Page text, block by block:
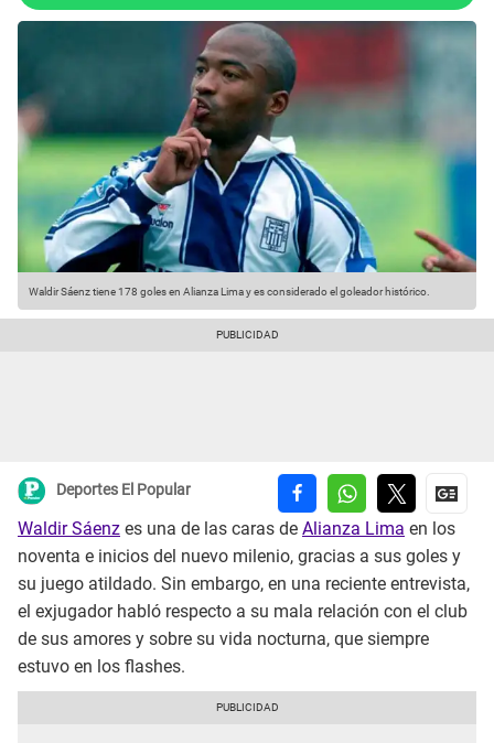
Waldir Sáenz tiene 178 goles en Alianza Lima y es considerado el goleador histórico.
Deportes El Popular
Waldir Sáenz es una de las caras de Alianza Lima en los
noventa e inicios del nuevo milenio, gracias a sus goles y
su juego atildado. Sin embargo, en una reciente entrevista,
el exjugador habló respecto a su mala relación con el club
de sus amores y sobre su vida nocturna, que siempre
estuvo en los flashes.